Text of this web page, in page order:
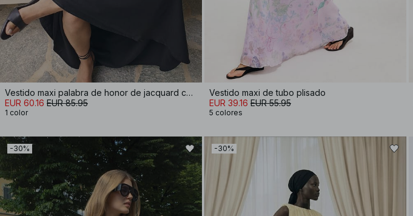
Vestido maxi palabra de honor de jacquard con volumen
EUR 60.16 EUR 85.95
1 color
Vestido maxi de tubo plisado
EUR 39.16 EUR 55.95
5 colores
-30% -30%